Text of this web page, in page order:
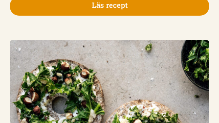
Läs recept